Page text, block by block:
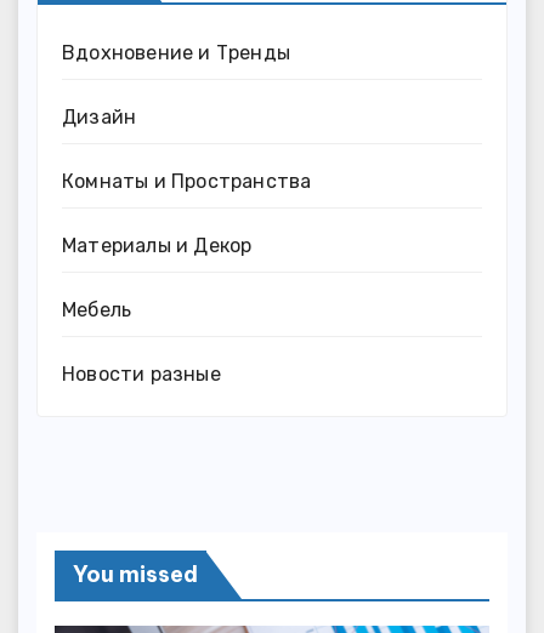
Вдохновение и Тренды
Дизайн
Комнаты и Пространства
Материалы и Декор
Мебель
Новости разные
You missed